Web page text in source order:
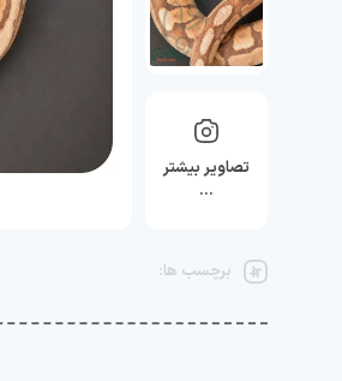
تصاویر بیشتر
…
برچسب ها: